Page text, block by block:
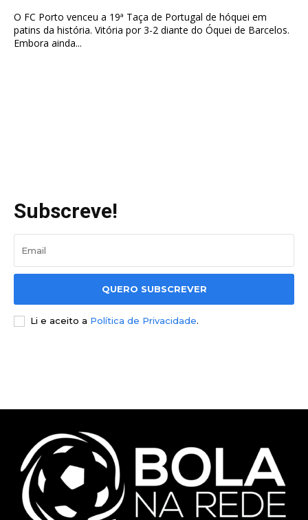
O FC Porto venceu a 19ª Taça de Portugal de hóquei em
patins da história. Vitória por 3-2 diante do Óquei de Barcelos.
Embora ainda...
Subscreve!
QUERO SUBSCREVER
Li e aceito a Política de Privacidade.